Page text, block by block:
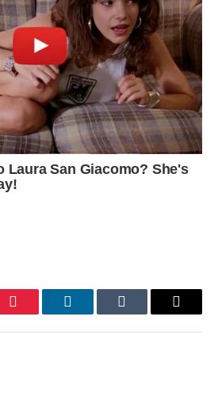
Pinterest LinkedInTumblr Email